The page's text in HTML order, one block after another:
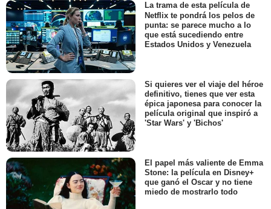
La trama de esta película de
Netflix te pondrá los pelos de
punta: se parece mucho a lo
que está sucediendo entre
Estados Unidos y Venezuela
Si quieres ver el viaje del héroe
definitivo, tienes que ver esta
épica japonesa para conocer la
película original que inspiró a
'Star Wars' y 'Bichos'
El papel más valiente de Emma
Stone: la película en Disney+
que ganó el Oscar y no tiene
miedo de mostrarlo todo